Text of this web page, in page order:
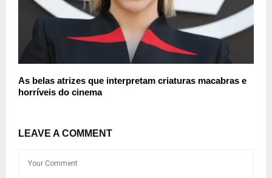
As belas atrizes que interpretam criaturas macabras e
horríveis do cinema
LEAVE A COMMENT